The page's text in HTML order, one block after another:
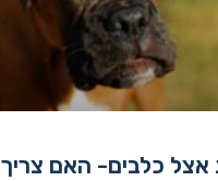
כלבים- האם צריך